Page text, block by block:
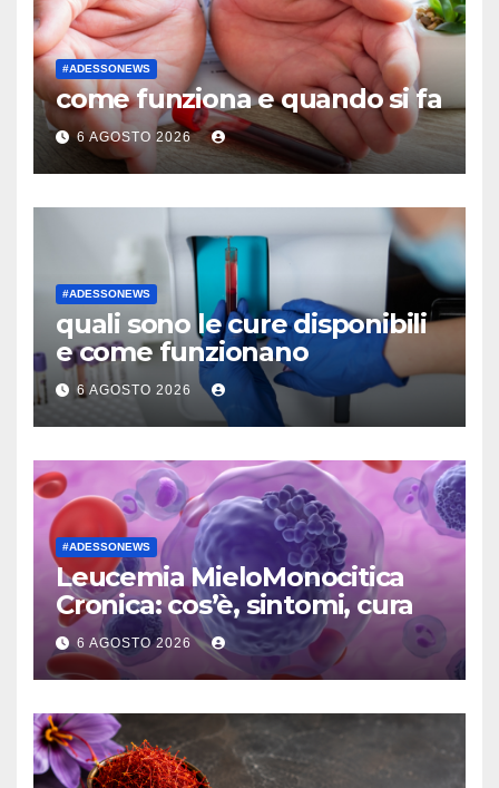
#ADESSONEWS
come funziona e quando si fa
6 AGOSTO 2026
#ADESSONEWS
quali sono le cure disponibili
e come funzionano
6 AGOSTO 2026
#ADESSONEWS
Leucemia MieloMonocitica
Cronica: cos’è, sintomi, cura
6 AGOSTO 2026